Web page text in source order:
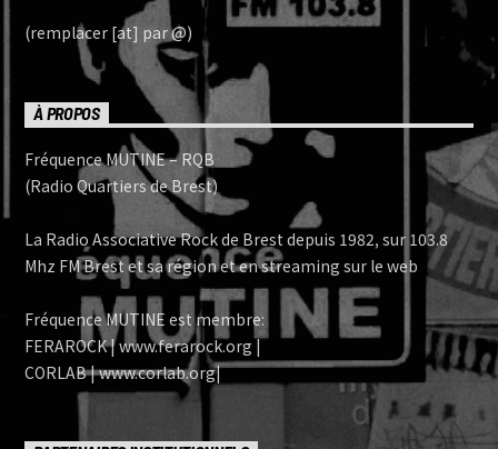
(remplacer [at] par @)
À PROPOS
Fréquence MUTINE – RQB
(Radio Quartiers de Brest)
La Radio Associative Rock de Brest depuis 1982, sur 103.8
Mhz FM Brest et sa région et en streaming sur le web
Fréquence MUTINE est membre:
FERAROCK | www.ferarock.org |
CORLAB | www.corlab.org|